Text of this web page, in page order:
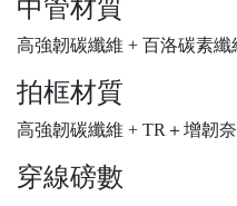
中管材質
高強韌碳纖維 + 百洛碳素纖
拍框材質
高強韌碳纖維 + TR＋增韌
穿線磅數